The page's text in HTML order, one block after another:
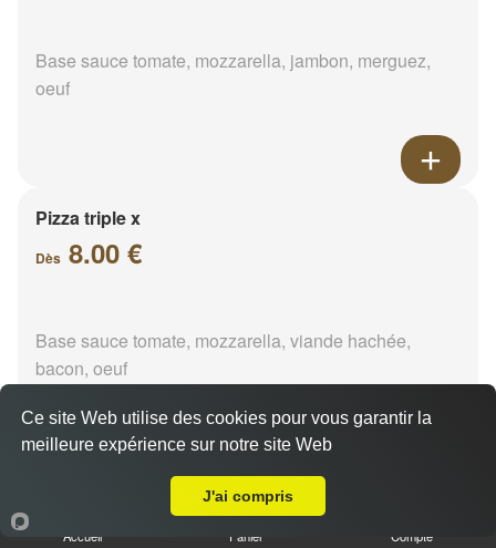
Base sauce tomate, mozzarella, jambon, merguez,
oeuf
Pizza triple x
Dès 8.00 €
Base sauce tomate, mozzarella, viande hachée,
bacon, oeuf
8.00 €
Accueil Panier Compte
Ce site Web utilise des cookies pour vous garantir la
meilleure expérience sur notre site Web
J'ai compris